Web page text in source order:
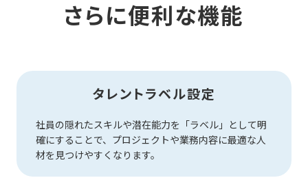
さらに便利な機能
タレントラベル設定
社員の隠れたスキルや潜在能力を「ラベル」として明
確にすることで、プロジェクトや業務内容に最適な人
材を見つけやすくなります。